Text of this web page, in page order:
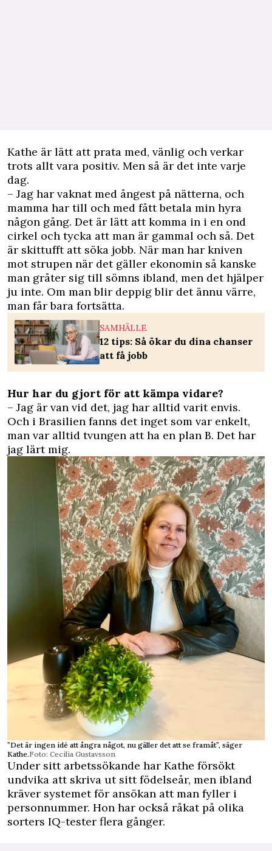
Kathe är lätt att prata med, vänlig och verkar
trots allt vara positiv. Men så är det inte varje
dag.
– Jag har vaknat med ångest på nätterna, och
mamma har till och med fått betala min hyra
någon gång. Det är lätt att komma in i en ond
cirkel och tycka att man är gammal och så. Det
är skittufft att söka jobb. När man har kniven
mot strupen när det gäller ekonomin så kanske
man gråter sig till sömns ibland, men det hjälper
ju inte. Om man blir deppig blir det ännu värre,
man får bara fortsätta.
SAMHÄLLE
12 tips: Så ökar du dina chanser
att få jobb
Hur har du gjort för att kämpa vidare?
– Jag är van vid det, jag har alltid varit envis.
Och i Brasilien fanns det inget som var enkelt,
man var alltid tvungen att ha en plan B. Det har
jag lärt mig.
”Det är ingen idé att ångra något, nu gäller det att se framåt”, säger
Kathe.Foto: Cecilia Gustavsson
Under sitt arbetssökande har Kathe försökt
undvika att skriva ut sitt födelseår, men ibland
kräver systemet för ansökan att man fyller i
personnummer. Hon har också råkat på olika
sorters IQ-tester flera gånger.